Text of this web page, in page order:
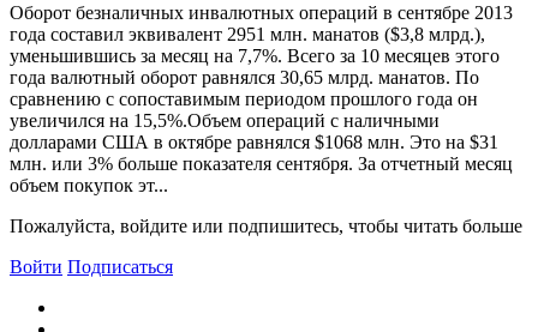
Оборот безналичных инвалютных операций в сентябре 2013
года составил эквивалент 2951 млн. манатов ($3,8 млрд.),
уменьшившись за месяц на 7,7%. Всего за 10 месяцев этого
года валютный оборот равнялся 30,65 млрд. манатов. По
сравнению с сопоставимым периодом прошлого года он
увеличился на 15,5%.Объем операций с наличными
долларами США в октябре равнялся $1068 млн. Это на $31
млн. или 3% больше показателя сентября. За отчетный месяц
объем покупок эт...
Пожалуйста, войдите или подпишитесь, чтобы читать больше
Войти Подписаться